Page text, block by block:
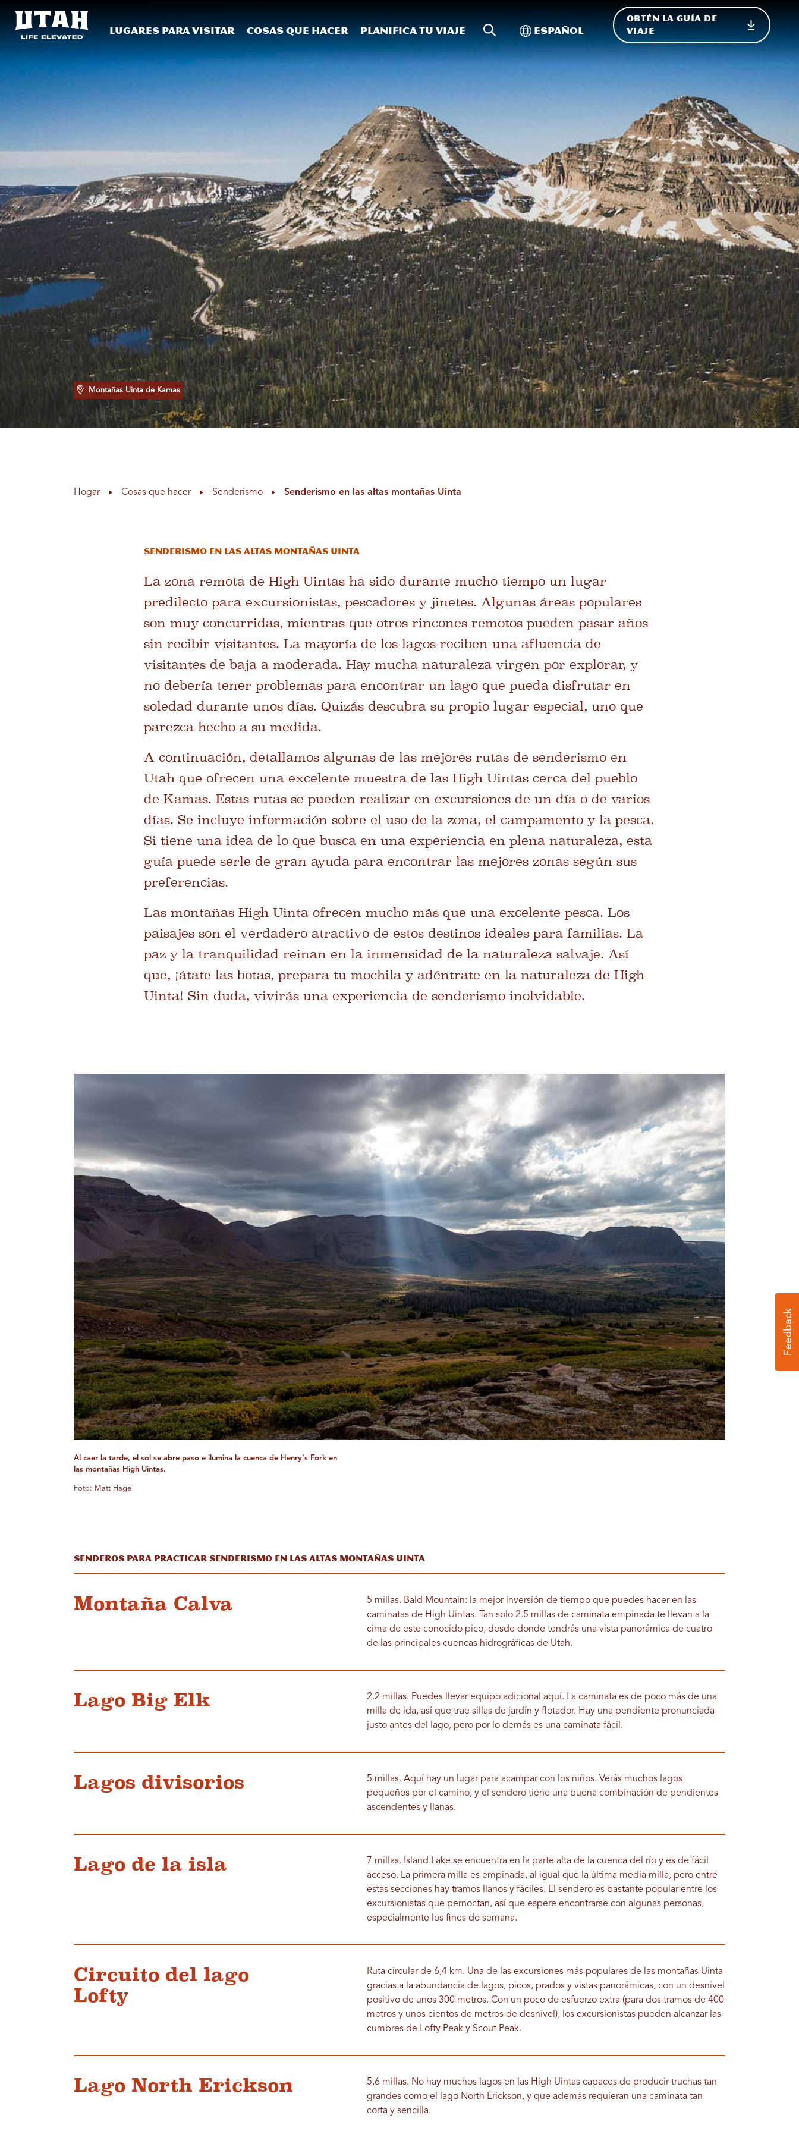
Skip to content
Lugares para visitar Cosas que hacer Planifica tu viaje Búsqueda en el sitio
Alternar Internacional
Español
OBTÉN LA GUÍA DE
VIAJE
Montañas Uinta de Kamas
Hogar Cosas que hacer Senderismo Senderismo en las altas montañas Uinta
Senderismo en las altas montañas Uinta
La zona remota de High Uintas ha sido durante mucho tiempo un lugar
predilecto para excursionistas, pescadores y jinetes. Algunas áreas populares
son muy concurridas, mientras que otros rincones remotos pueden pasar años
sin recibir visitantes. La mayoría de los lagos reciben una afluencia de
visitantes de baja a moderada. Hay mucha naturaleza virgen por explorar, y
no debería tener problemas para encontrar un lago que pueda disfrutar en
soledad durante unos días. Quizás descubra su propio lugar especial, uno que
parezca hecho a su medida.
A continuación, detallamos algunas de las mejores rutas de senderismo en
Utah que ofrecen una excelente muestra de las High Uintas cerca del pueblo
de Kamas. Estas rutas se pueden realizar en excursiones de un día o de varios
días. Se incluye información sobre el uso de la zona, el campamento y la pesca.
Si tiene una idea de lo que busca en una experiencia en plena naturaleza, esta
guía puede serle de gran ayuda para encontrar las mejores zonas según sus
preferencias.
Las montañas High Uinta ofrecen mucho más que una excelente pesca. Los
paisajes son el verdadero atractivo de estos destinos ideales para familias. La
paz y la tranquilidad reinan en la inmensidad de la naturaleza salvaje. Así
que, ¡átate las botas, prepara tu mochila y adéntrate en la naturaleza de High
Uinta! Sin duda, vivirás una experiencia de senderismo inolvidable.
Al caer la tarde, el sol se abre paso e ilumina la cuenca de Henry's Fork en
las montañas High Uintas.
Foto: Matt Hage
Senderos para practicar senderismo en las altas montañas Uinta
Montaña Calva
5 millas. Bald Mountain: la mejor inversión de tiempo que puedes hacer en las
caminatas de High Uintas. Tan solo 2.5 millas de caminata empinada te llevan a la
cima de este conocido pico, desde donde tendrás una vista panorámica de cuatro
de las principales cuencas hidrográficas de Utah.
Lago Big Elk
2.2 millas. Puedes llevar equipo adicional aquí. La caminata es de poco más de una
milla de ida, así que trae sillas de jardín y flotador. Hay una pendiente pronunciada
justo antes del lago, pero por lo demás es una caminata fácil.
Lagos divisorios
5 millas. Aquí hay un lugar para acampar con los niños. Verás muchos lagos
pequeños por el camino, y el sendero tiene una buena combinación de pendientes
ascendentes y llanas.
Lago de la isla
7 millas. Island Lake se encuentra en la parte alta de la cuenca del río y es de fácil
acceso. La primera milla es empinada, al igual que la última media milla, pero entre
estas secciones hay tramos llanos y fáciles. El sendero es bastante popular entre los
excursionistas que pernoctan, así que espere encontrarse con algunas personas,
especialmente los fines de semana.
Circuito del lago
Lofty
Ruta circular de 6,4 km. Una de las excursiones más populares de las montañas Uinta
gracias a la abundancia de lagos, picos, prados y vistas panorámicas, con un desnivel
positivo de unos 300 metros. Con un poco de esfuerzo extra (para dos tramos de 400
metros y unos cientos de metros de desnivel), los excursionistas pueden alcanzar las
cumbres de Lofty Peak y Scout Peak.
Lago North Erickson
5,6 millas. No hay muchos lagos en las High Uintas capaces de producir truchas tan
grandes como el lago North Erickson, y que además requieran una caminata tan
corta y sencilla.